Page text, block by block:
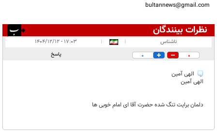
bultannews@gmail.com
نظرات بینندگان
در انتظار بررسی:
ناشناس |
|
۱۷:۰۳ - ۱۴۰۴/۱۲/۱۲
0
0 پاسخ
الهی آمین
الهی آمین
دلمان برایت تنگ شده حضرت آقا ای امام خوبی ها